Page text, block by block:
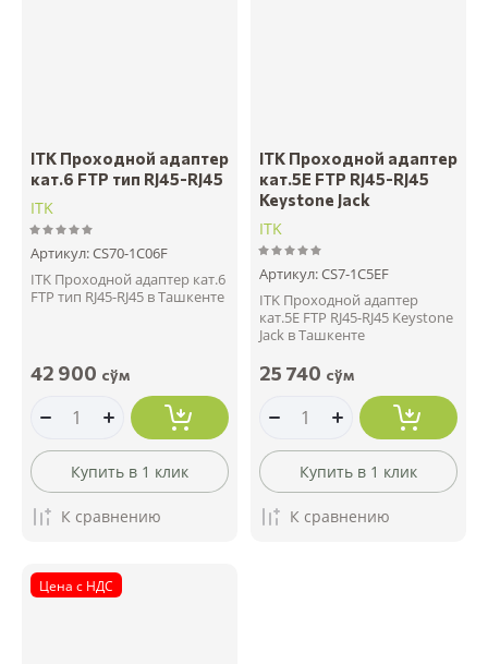
ITK Проходной адаптер
кат.6 FTP тип RJ45-RJ45
ITK
Артикул:CS70-1C06F
ITK Проходной адаптер кат.6
FTP тип RJ45-RJ45 в Ташкенте
42 900 сўм
Купить в 1 клик
К сравнению
ITK Проходной адаптер
кат.5E FTP RJ45-RJ45
Keystone Jack
ITK
Артикул:CS7-1C5EF
ITK Проходной адаптер
кат.5E FTP RJ45-RJ45 Keystone
Jack в Ташкенте
25 740 сўм
Купить в 1 клик
К сравнению
Цена с НДС